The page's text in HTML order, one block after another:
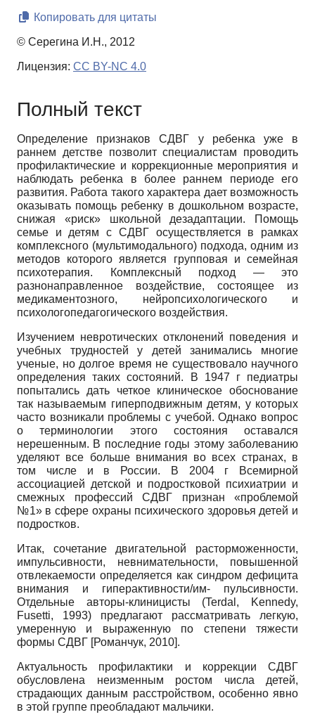
Копировать для цитаты
© Серегина И.Н., 2012
Лицензия: CC BY-NC 4.0
Полный текст
Определение признаков СДВГ у ребенка уже в
раннем детстве позволит специалистам проводить
профилактические и коррекционные мероприятия и
наблюдать ребенка в более раннем периоде его
развития. Работа такого характера дает возможность
оказывать помощь ребенку в дошкольном возрасте,
снижая «риск» школьной де­задаптации. Помощь
семье и детям с СДВГ осуществляется в рамках
комплексного (мультимодального) подхода, одним из
методов которого является групповая и семейная
психотерапия. Комплексный подход — это
разнонаправленное воздействие, состоящее из
медикаментозного, нейропсихологического и
психолого­педагогического воздействия.
Изучением невротических отклонений поведения и
учебных трудностей у детей занимались многие
ученые, но долгое время не существовало научного
определения таких состояний. В 1947 г педиатры
попытались дать четкое клиническое обоснование
так называемым гиперподвижным детям, у которых
часто возникали проблемы с учебой. Однако вопрос
о терминологии этого состояния оставался
нерешенным. В последние годы этому заболеванию
уделяют все больше внимания во всех странах, в
том числе и в России. В 2004 г Всемирной
ассоциацией детской и подростковой психиатрии и
смежных профессий СДВГ признан «проблемой
№1» в сфере охраны психического здоровья детей и
подростков.
Итак, сочетание двигательной расторможенности,
импульсивности, невнимательности, повышенной
отвлекаемости определяется как синдром дефицита
внимания и гиперактивности/им- пульсивности.
Отдельные авторы-клиницисты (Terdal, Kennedy,
Fusetti, 1993) предлагают рассматривать легкую,
умеренную и выраженную по степени тяжести
формы СДВГ [Романчук, 2010].
Актуальность профилактики и коррекции СДВГ
обусловлена неизменным ростом числа детей,
страдающих данным расстройством, особенно явно
в этой группе преобладают мальчики.